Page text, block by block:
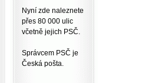
Nyní zde naleznete
přes 80 000 ulic
včetně jejich PSČ.
Správcem PSČ je
Česká pošta.